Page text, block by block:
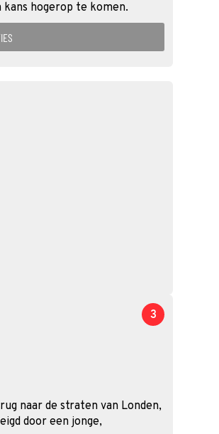
hogerop te komen.
3
naar de straten van Londen,
door een jonge,